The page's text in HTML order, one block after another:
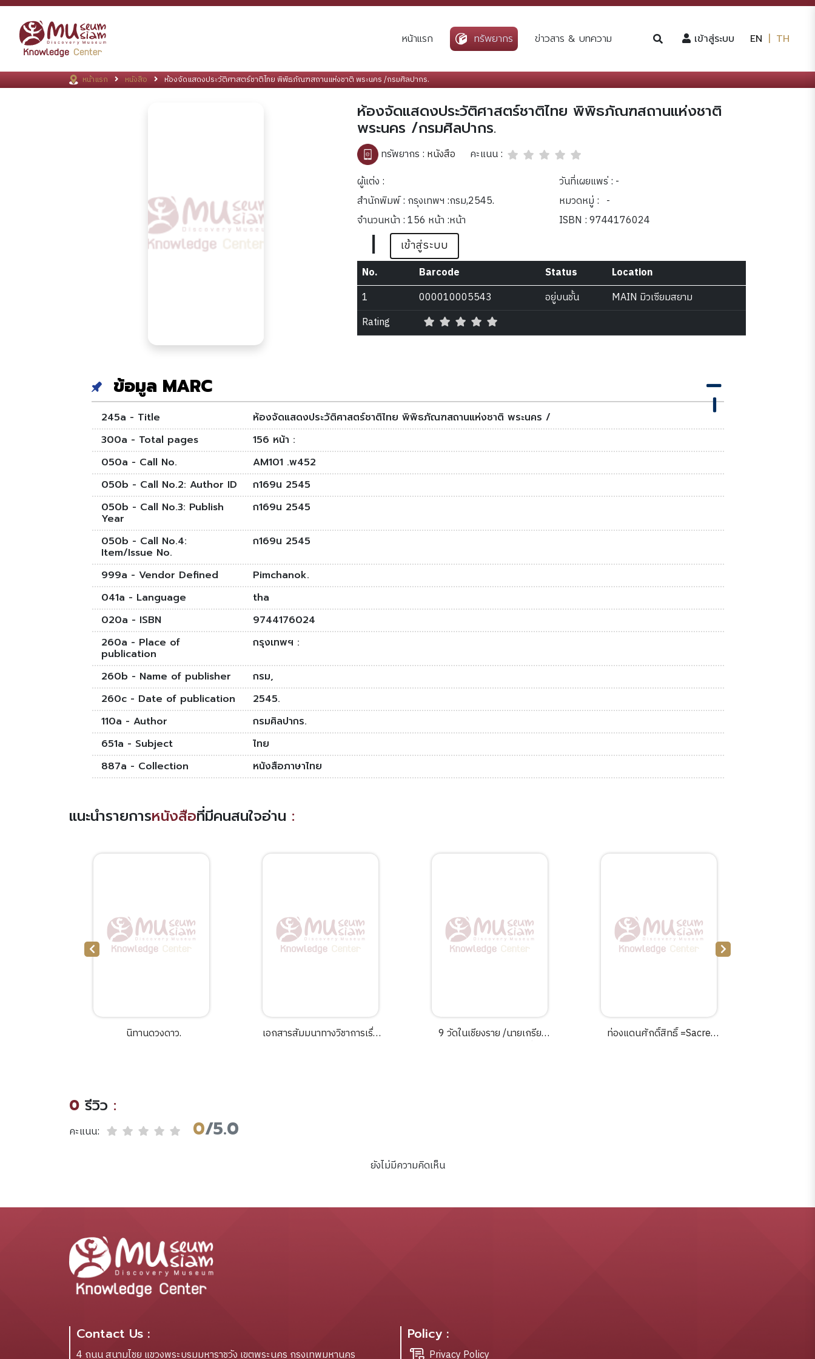
หน้าแรก ทรัพยากร ข่าวสาร & บทความ เข้าสู่ระบบ (current)
EN | TH
หน้าแรก หนังสือ ห้องจัดแสดงประวัติศาสตร์ชาติไทย พิพิธภัณฑสถานแห่งชาติ พระนคร /กรมศิลปากร.
ห้องจัดแสดงประวัติศาสตร์ชาติไทย พิพิธภัณฑสถานแห่งชาติ
พระนคร /กรมศิลปากร.
ทรัพยากร : หนังสือ
คะแนน :
ผู้แต่ง :
วันที่เผยแพร่ : -
สำนักพิมพ์ : กรุงเทพฯ :กรม,2545.
หมวดหมู่ : -
จำนวนหน้า : 156 หน้า :หน้า
ISBN : 9744176024
| เข้าสู่ระบบ
No. Barcode Status
Location
1
000010005543 อยู่บนชั้น
MAIN มิวเซียมสยาม
Rating
ข้อมูล MARC
245a - Title
ห้องจัดแสดงประวัติศาสตร์ชาติไทย พิพิธภัณฑสถานแห่งชาติ พระนคร /
300a - Total pages
156 หน้า :
050a - Call No.
AM101 .พ452
050b - Call No.2: Author ID
ก169น 2545
050b - Call No.3: Publish
Year
ก169น 2545
050b - Call No.4:
Item/Issue No.
ก169น 2545
999a - Vendor Defined
Pimchanok.
041a - Language
tha
020a - ISBN
9744176024
260a - Place of
publication
กรุงเทพฯ :
260b - Name of publisher
กรม,
260c - Date of publication
2545.
110a - Author
กรมศิลปากร.
651a - Subject
ไทย
887a - Collection
หนังสือภาษาไทย
แนะนำรายการหนังสือที่มีคนสนใจอ่าน :
นิทานดวงดาว.
เอกสารสัมมนาทางวิชาการเรื่อง
9 วัดในเชียงราย /นายเกรียง
ท่องแดนศักดิ์สิทธิ์ =Sacred
0 รีวิว :
คะแนน: 0/5.0
ยังไม่มีความคิดเห็น
Contact Us :
4 ถนน สนามไชย แขวงพระบรมมหาราชวัง เขตพระนคร กรุงเทพมหานคร
Policy :
Privacy Policy